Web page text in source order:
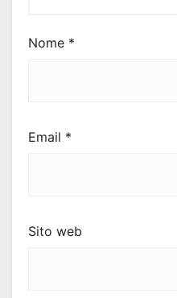
Nome *
Email *
Sito web